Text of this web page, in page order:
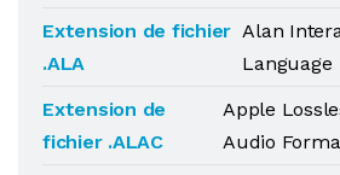
Extension de fichier
.ALA
Alan
Language
Extension de
fichier .ALAC
Apple
Audio